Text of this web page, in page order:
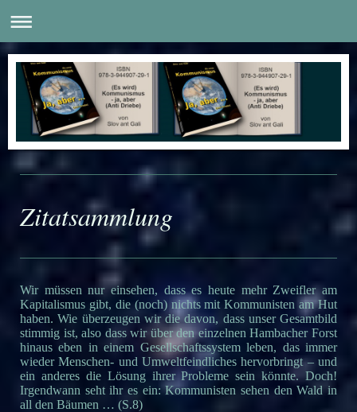
Zitatsammlung
Wir müssen nur einsehen, dass es heute mehr Zweifler am
Kapitalismus gibt, die (noch) nichts mit Kommunisten am Hut
haben. Wie überzeugen wir die davon, dass unser Gesamtbild
stimmig ist, also dass wir über den einzelnen Hambacher Forst
hinaus eben in einem Gesellschaftssystem leben, das immer
wieder Menschen- und Umweltfeindliches hervorbringt – und
ein anderes die Lösung ihrer Probleme sein könnte. Doch!
Irgendwann seht ihr es ein: Kommunisten sehen den Wald in
all den Bäumen … (S.8)